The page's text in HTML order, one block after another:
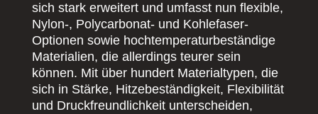
sich stark erweitert und umfasst nun flexible,
Nylon-, Polycarbonat- und Kohlefaser-
Optionen sowie hochtemperaturbeständige
Materialien, die allerdings teurer sein
können. Mit über hundert Materialtypen, die
sich in Stärke, Hitzebeständigkeit, Flexibilität
und Druckfreundlichkeit unterscheiden,